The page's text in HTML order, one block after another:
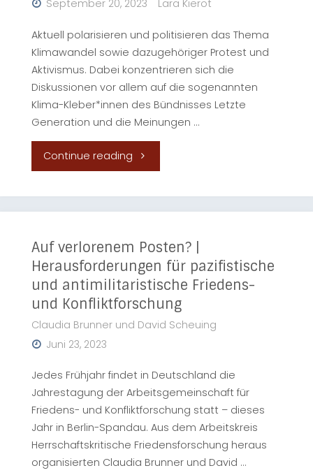
Metaphorik
in
der
des
in
der
Lara Kierot
September 20, 2023
Aktuell polarisieren und politisieren das Thema
Klimawandel sowie dazugehöriger Protest und
Aktivismus. Dabei konzentrieren sich die
Diskussionen vor allem auf die sogenannten
Klima-Kleber*innen des Bündnisses Letzte
Generation und die Meinungen …
Continue reading "Von
Kleber*innen
und
Protestkulturen:
Klimawandel
als
Thema
der
Auf verlorenem Posten? |
Herausforderungen für pazifistische
und antimilitaristische Friedens-
und Konfliktforschung
Claudia Brunner und David Scheuing
Juni 23, 2023
Jedes Frühjahr findet in Deutschland die
Jahrestagung der Arbeitsgemeinschaft für
Friedens- und Konfliktforschung statt – dieses
Jahr in Berlin-Spandau. Aus dem Arbeitskreis
Herrschaftskritische Friedensforschung heraus
organisierten Claudia Brunner und David …